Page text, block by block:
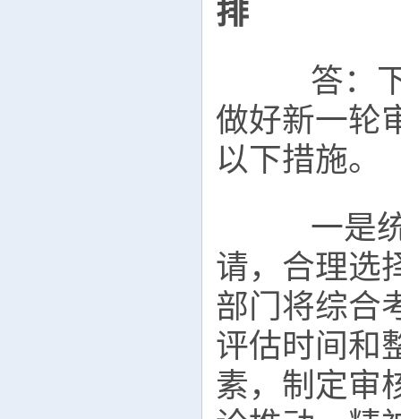
排
答：下
做好新一轮
以下措施。
一是统
请，合理选
部门将综合
评估时间和
素，制定审